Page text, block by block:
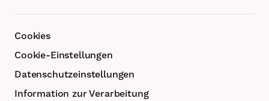
Cookies
Cookie-Einstellungen
Datenschutzeinstellungen
Information zur Verarbeitung